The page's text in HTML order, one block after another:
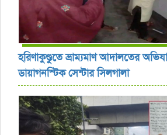
হরিণাকুণ্ডুতে ভ্রাম্যমাণ আদালতের
ডায়াগনস্টিক সেন্টার সিলগালা